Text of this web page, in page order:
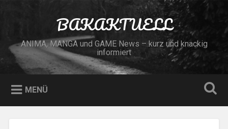
BAKAKTUELL
ANIMA, MANGA und GAME News – kurz und knackig
informiert
MENÜ